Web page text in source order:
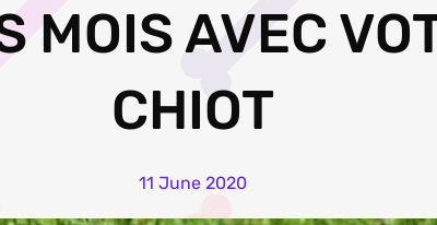
MOIS AVEC
CHIOT
11 June 2020